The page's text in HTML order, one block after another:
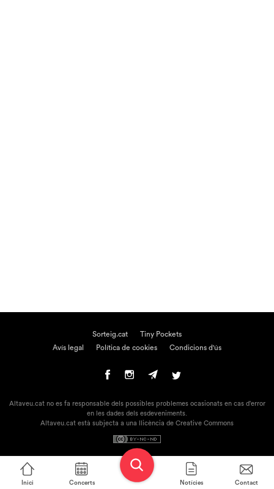
Inici Concerts Notícies Contact
Sorteig.cat
Tiny Pockets
Avís legal
Política de cookies Condicions d'ús
Altaveu.cat no es fa responsable dels possibles problemes ocasionats en cas d'error
en les dades dels esdeveniments.
Altaveu.cat està subjecta a una llicència de Creative Commons